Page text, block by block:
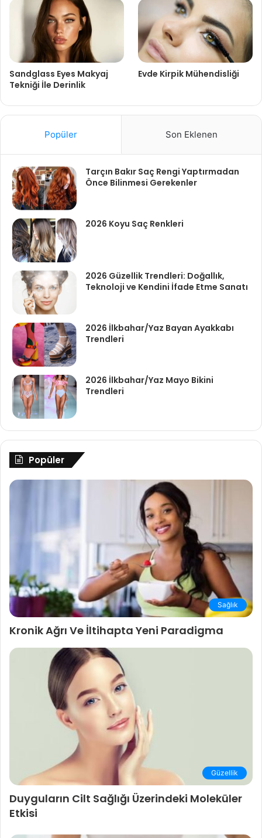
Sandglass Eyes Makyaj
Tekniği İle Derinlik
Evde Kirpik Mühendisliği
Popüler Son Eklenen
Tarçın Bakır Saç Rengi Yaptırmadan
Önce Bilinmesi Gerekenler
2026 Koyu Saç Renkleri
2026 Güzellik Trendleri: Doğallık,
Teknoloji ve Kendini İfade Etme Sanatı
2026 İlkbahar/Yaz Bayan Ayakkabı
Trendleri
2026 İlkbahar/Yaz Mayo Bikini
Trendleri
Popüler
Sağlık
Kronik Ağrı Ve İltihapta Yeni Paradigma
Güzellik
Duyguların Cilt Sağlığı Üzerindeki Moleküler
Etkisi